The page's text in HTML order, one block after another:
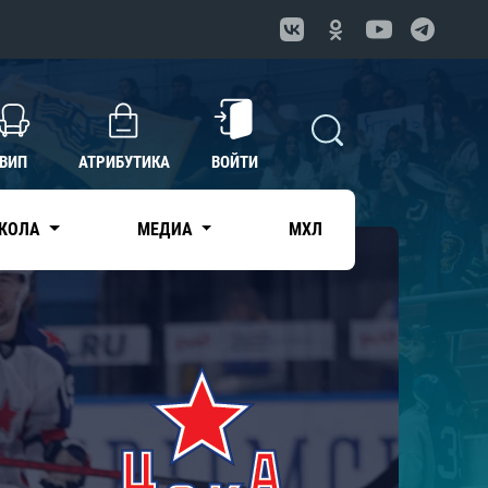
ВИП АТРИБУТИКА ВОЙТИ
МЕДИА МХЛ